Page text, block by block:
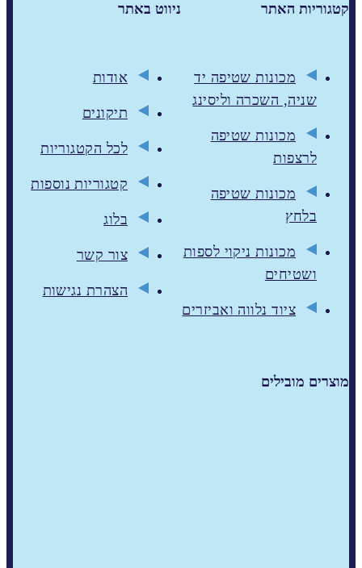
ניווט באתר
אודות
תיקונים
לכל הקטגוריות
קטגוריות נוספות
בלוג
צור קשר
הצהרת נגישות
קטגוריות האתר
מכונות שטיפה יד
שניה, השכרה וליסינג
מכונות שטיפה
לרצפות
מכונות שטיפה
בלחץ
מכונות ניקוי לספות
ושטיחים
ציוד נלווה ואביזרים
מוצרים מובילים